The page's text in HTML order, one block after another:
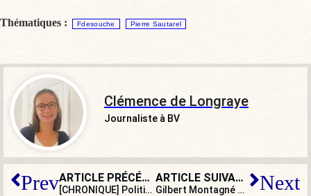
Thématiques : Fdesouche Pierre Sautarel
Clémence de Longraye
Journaliste à BV
Prev ARTICLE PRÉCÉDENT
[CHRONIQUE] Politique à la française : « bonjour tristesse »
ARTICLE SUIVANT
Gilbert Montagné et Didier Barbelivien condamnés pour plagiat : si simple ? Next